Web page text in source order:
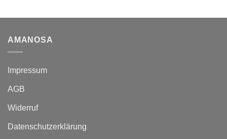
AMANOSA
Impressum
AGB
Widerruf
Datenschutzerklärung